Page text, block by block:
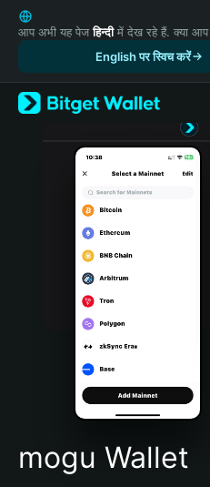
English
日本語
Русский
Español (Latinoamérica)
Türkçe
Português (Portugal)
Bahasa Indonesia
Português (Brasil)
Español (Argentina)
आप अभी यह पेजहिन्दीमें देख रहे हैं. क्या आप
English पर स्विच करें
mogu Wallet